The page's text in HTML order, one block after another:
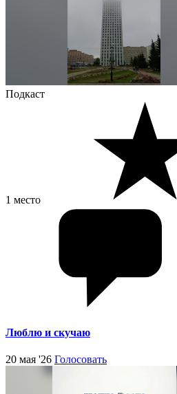
Подкаст
1 место
Люблю и скучаю
20 мая '26 Голосовать